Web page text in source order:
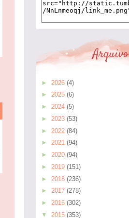
Arquivo
► 2026 (4)
► 2025 (6)
► 2024 (5)
► 2023 (53)
► 2022 (84)
► 2021 (94)
► 2020 (94)
► 2019 (151)
► 2018 (236)
► 2017 (278)
► 2016 (302)
▼
2015 (353)